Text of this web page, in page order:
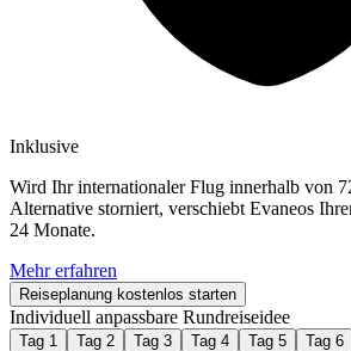
Inklusive
Wird Ihr internationaler Flug innerhalb von
Alternative storniert, verschiebt Evaneos
24 Monate.
Mehr erfahren
Reiseplanung kostenlos starten
Individuell anpassbare Rundreiseidee
Tag 1 Tag 2 Tag 3 Tag 4 Tag 5 Tag 6